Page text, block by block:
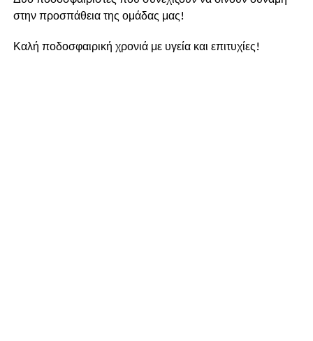
στην προσπάθεια της ομάδας μας!
Καλή ποδοσφαιρική χρονιά με υγεία και επιτυχίες!